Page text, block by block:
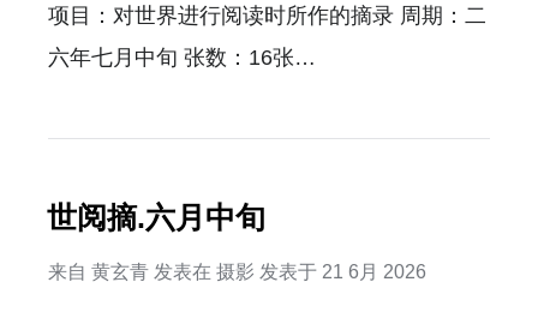
项目：对世界进行阅读时所作的摘录 周期：二
六年七月中旬 张数：16张…
世阅摘.六月中旬
来自 黄玄青 发表在 摄影 发表于 21 6月 2026